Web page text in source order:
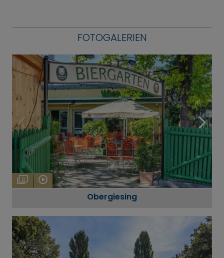
FOTOGALERIEN
8
Obergiesing